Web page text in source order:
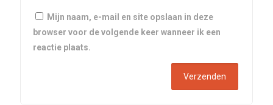
Mijn naam, e-mail en site opslaan in deze
browser voor de volgende keer wanneer ik een
reactie plaats.